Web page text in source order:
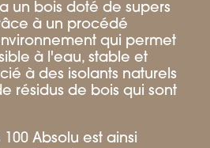
un bois doté de supers
à un procédé
qui permet
à l'eau, stable et
à des isolants naturels
résidus de bois qui sont
Absolu est ainsi